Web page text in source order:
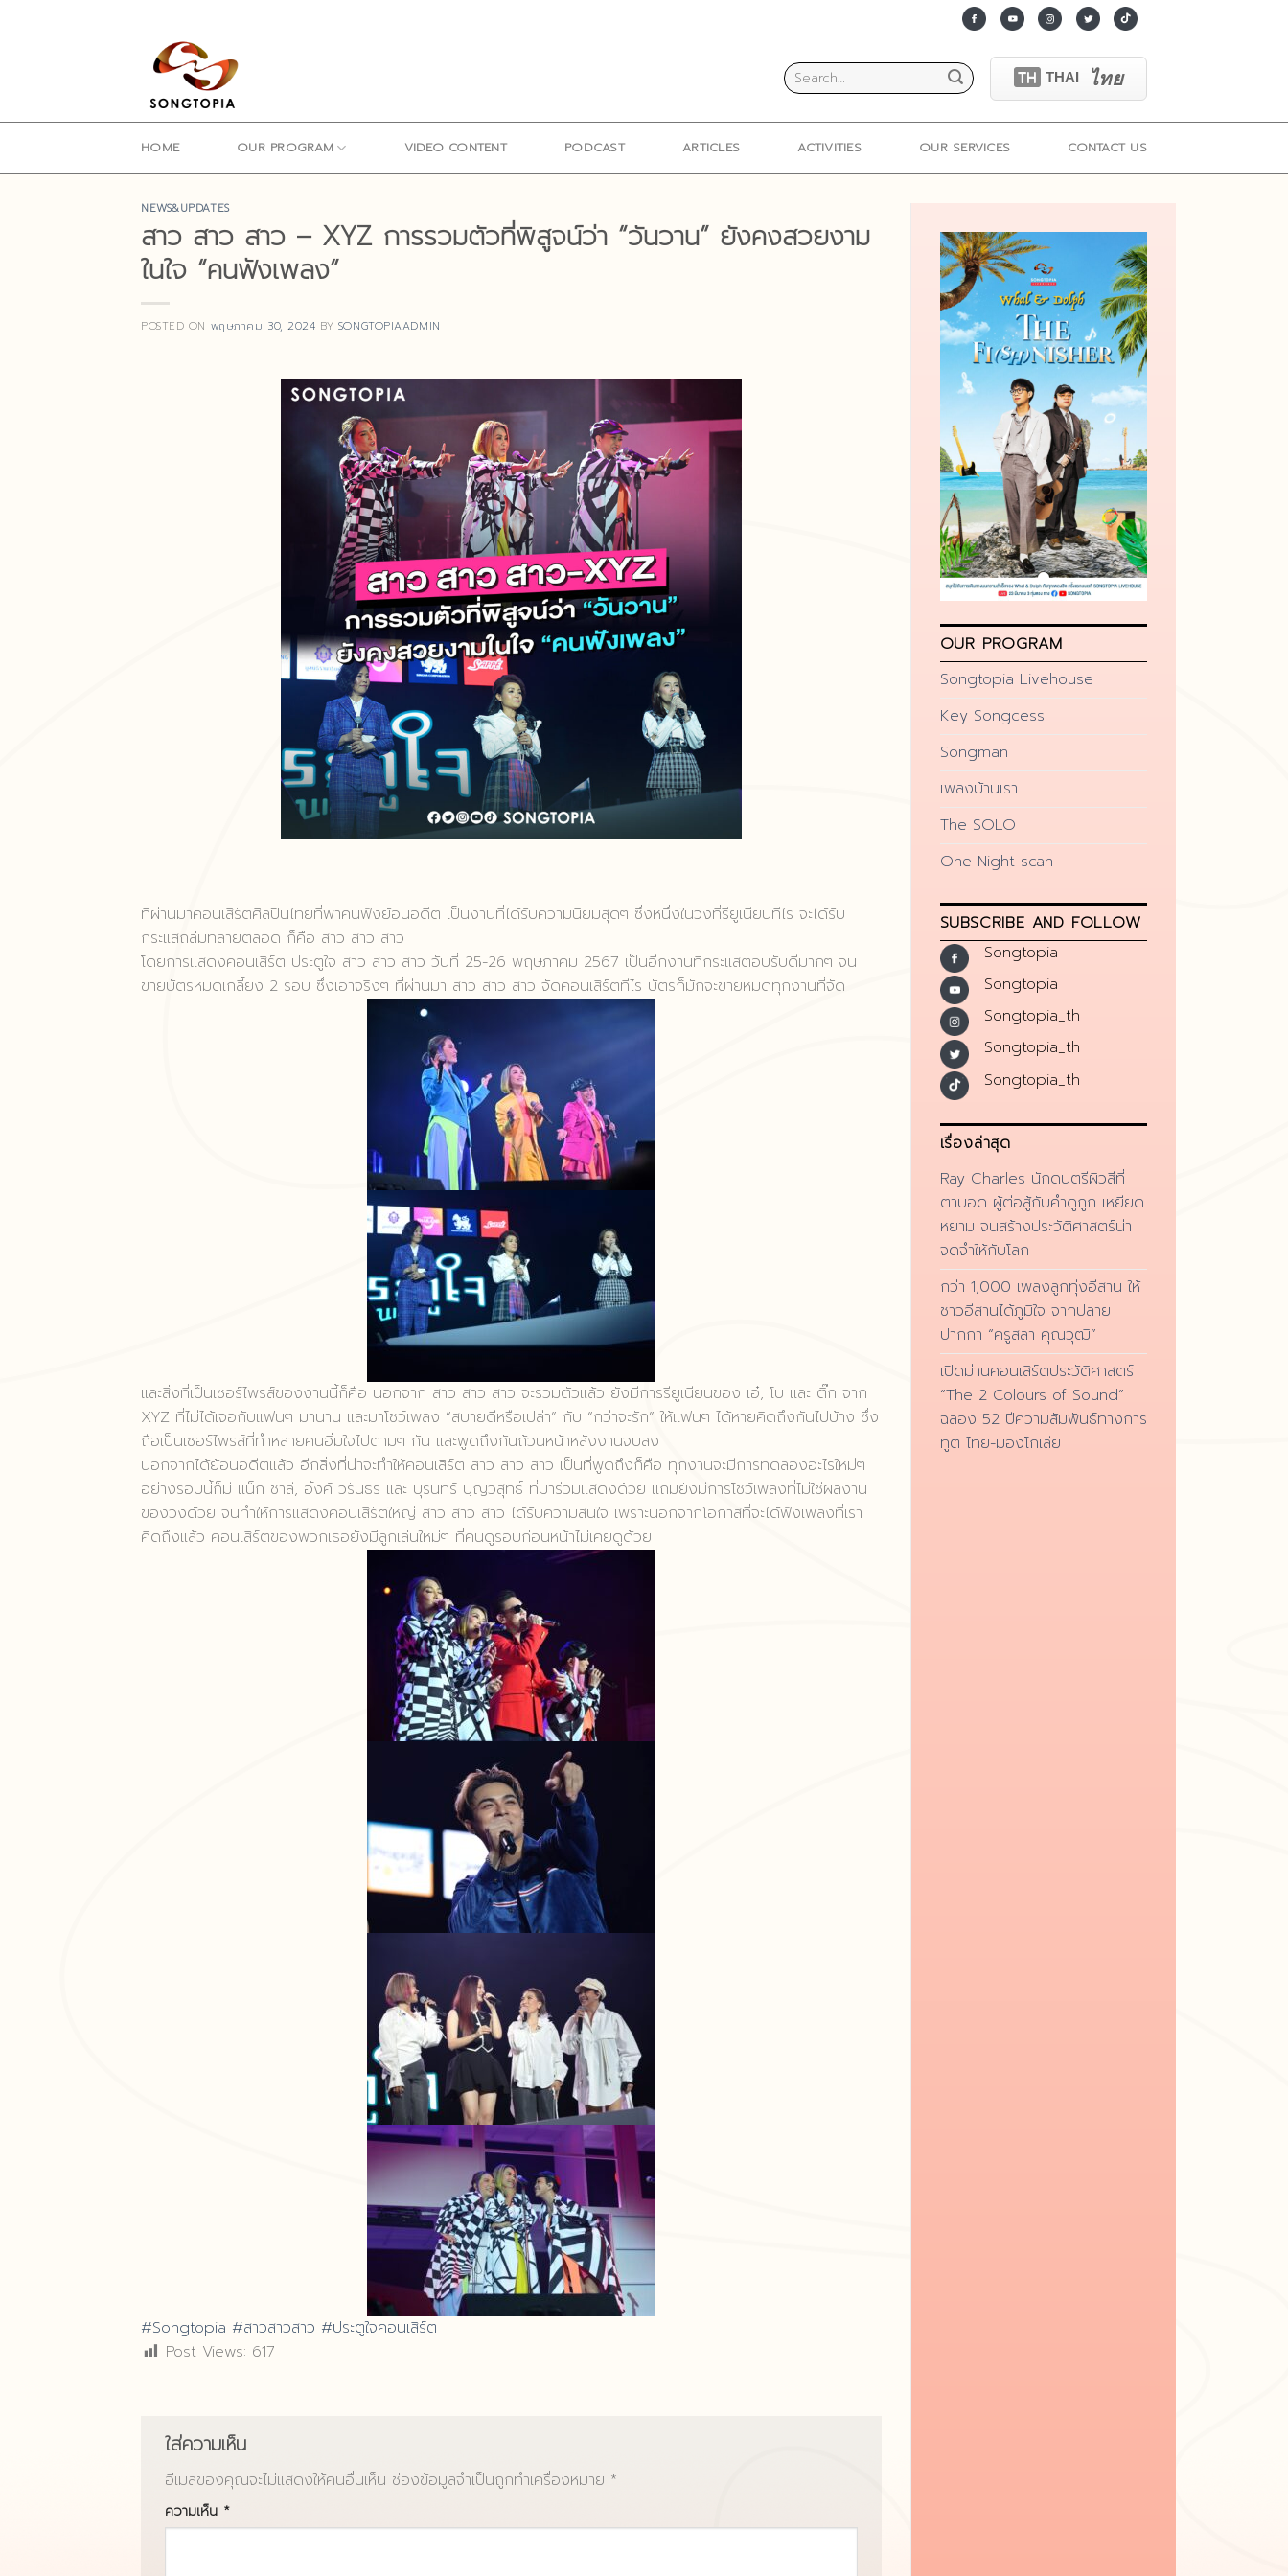
TH THAI ไทย
HOME OUR PROGRAM VIDEO CONTENT PODCAST ARTICLES ACTIVITIES OUR SERVICES CONTACT US
NEWS&UPDATES
สาว สาว สาว – XYZ การรวมตัวที่พิสูจน์ว่า “วันวาน” ยังคงสวยงาม
ในใจ “คนฟังเพลง”
POSTED ON พฤษภาคม 30, 2024 BY SONGTOPIAADMIN
ที่ผ่านมาคอนเสิร์ตศิลปินไทยที่พาคนฟังย้อนอดีต เป็นงานที่ได้รับความนิยมสุดๆ ซึ่งหนึ่งในวงที่รียูเนียนทีไร จะได้รับ
กระแสถล่มทลายตลอด ก็คือ สาว สาว สาว
โดยการแสดงคอนเสิร์ต ประตูใจ สาว สาว สาว วันที่ 25-26 พฤษภาคม 2567 เป็นอีกงานที่กระแสตอบรับดีมากๆ จน
ขายบัตรหมดเกลี้ยง 2 รอบ ซึ่งเอาจริงๆ ที่ผ่านมา สาว สาว สาว จัดคอนเสิร์ตทีไร บัตรก็มักจะขายหมดทุกงานที่จัด
และสิ่งที่เป็นเซอร์ไพรส์ของงานนี้ก็คือ นอกจาก สาว สาว สาว จะรวมตัวแล้ว ยังมีการรียูเนียนของ เอ๋, โบ และ ติ๊ก จาก
XYZ ที่ไม่ได้เจอกับแฟนๆ มานาน และมาโชว์เพลง “สบายดีหรือเปล่า” กับ “กว่าจะรัก” ให้แฟนๆ ได้หายคิดถึงกันไปบ้าง ซึ่ง
ถือเป็นเซอร์ไพรส์ที่ทำหลายคนอิ่มใจไปตามๆ กัน และพูดถึงกันถ้วนหน้าหลังงานจบลง
นอกจากได้ย้อนอดีตแล้ว อีกสิ่งที่น่าจะทำให้คอนเสิร์ต สาว สาว สาว เป็นที่พูดถึงก็คือ ทุกงานจะมีการทดลองอะไรใหม่ๆ
อย่างรอบนี้ก็มี แน็ก ชาลี, อิ้งค์ วรันธร และ บุรินทร์ บุญวิสุทธิ์ ที่มาร่วมแสดงด้วย แถมยังมีการโชว์เพลงที่ไม่ใช่ผลงาน
ของวงด้วย จนทำให้การแสดงคอนเสิร์ตใหญ่ สาว สาว สาว ได้รับความสนใจ เพราะนอกจากโอกาสที่จะได้ฟังเพลงที่เรา
คิดถึงแล้ว คอนเสิร์ตของพวกเธอยังมีลูกเล่นใหม่ๆ ที่คนดูรอบก่อนหน้าไม่เคยดูด้วย
#Songtopia #สาวสาวสาว #ประตูใจคอนเสิร์ต
Post Views: 617
ใส่ความเห็น
อีเมลของคุณจะไม่แสดงให้คนอื่นเห็น ช่องข้อมูลจำเป็นถูกทำเครื่องหมาย *
ความเห็น *
OUR PROGRAM
Songtopia Livehouse
Key Songcess
Songman
เพลงบ้านเรา
The SOLO
One Night scan
SUBSCRIBE AND FOLLOW
Songtopia
Songtopia
Songtopia_th
Songtopia_th
Songtopia_th
เรื่องล่าสุด
Ray Charles นักดนตรีผิวสีที่
ตาบอด ผู้ต่อสู้กับคำดูถูก เหยียด
หยาม จนสร้างประวัติศาสตร์น่า
จดจำให้กับโลก
กว่า 1,000 เพลงลูกทุ่งอีสาน ให้
ชาวอีสานได้ภูมิใจ จากปลาย
ปากกา “ครูสลา คุณวุฒิ”
เปิดม่านคอนเสิร์ตประวัติศาสตร์
“The 2 Colours of Sound”
ฉลอง 52 ปีความสัมพันธ์ทางการ
ทูต ไทย-มองโกเลีย